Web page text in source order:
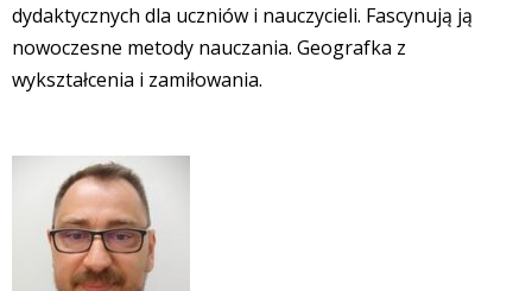
dydaktycznych dla uczniów i nauczycieli. Fascynują ją
nowoczesne metody nauczania. Geografka z
wykształcenia i zamiłowania.